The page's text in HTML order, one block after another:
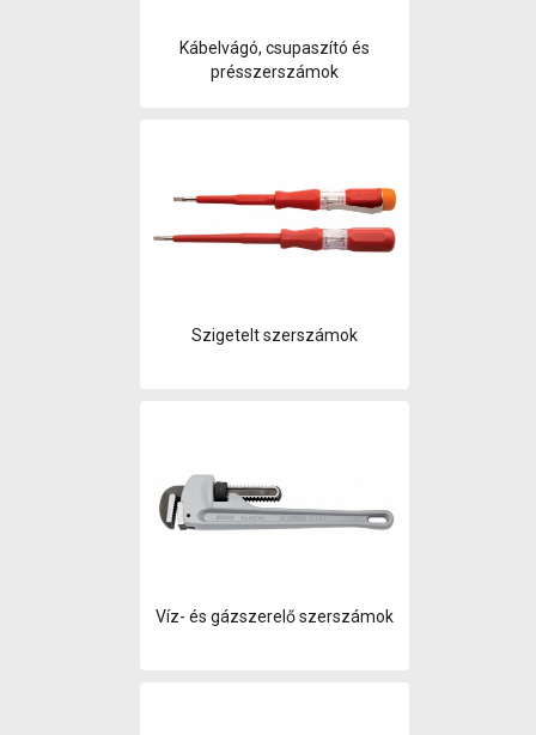
Kábelvágó, csupaszító és
présszerszámok
Szigetelt szerszámok
Víz- és gázszerelő szerszámok